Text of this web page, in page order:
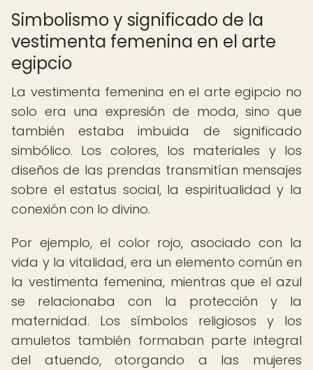
Simbolismo y significado de la
vestimenta femenina en el arte
egipcio
La vestimenta femenina en el arte egipcio no
solo era una expresión de moda, sino que
también estaba imbuida de significado
simbólico. Los colores, los materiales y los
diseños de las prendas transmitían mensajes
sobre el estatus social, la espiritualidad y la
conexión con lo divino.
Por ejemplo, el color rojo, asociado con la
vida y la vitalidad, era un elemento común en
la vestimenta femenina, mientras que el azul
se relacionaba con la protección y la
maternidad. Los símbolos religiosos y los
amuletos también formaban parte integral
del atuendo, otorgando a las mujeres